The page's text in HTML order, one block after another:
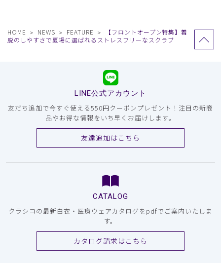
HOME NEWS FEATURE
【フロントオープン特集】着
脱のしやすさで夏場に選ばれるストレスフリーなスクラブ
LINE公式アカウント
友だち追加で今すぐ使える550円クーポンプレゼント！注目の新商
品やお得な情報をいち早くお届けします。
友達追加はこちら
CATALOG
クラシコの最新白衣・医療ウェアカタログをpdfでご案内いたしま
す。
カタログ請求はこちら